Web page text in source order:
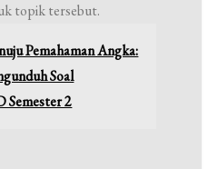
topik tersebut.
Pemahaman Angka:
Soal
Semester 2